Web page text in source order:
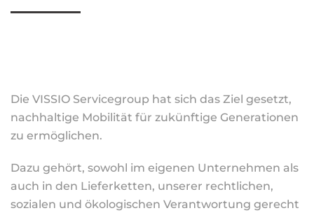
Die VISSIO Servicegroup hat sich das Ziel gesetzt,
nachhaltige Mobilität für zukünftige Generationen
zu ermöglichen.
Dazu gehört, sowohl im eigenen Unternehmen als
auch in den Lieferketten, unserer rechtlichen,
sozialen und ökologischen Verantwortung gerecht